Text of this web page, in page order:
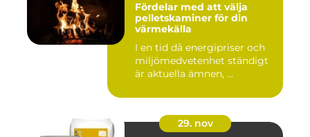
Fördelar med att välja
pelletskaminer för din
värmekälla
I en tid då energipriser och
miljömedvetenhet ständigt
är aktuella ämnen, ...
29. nov